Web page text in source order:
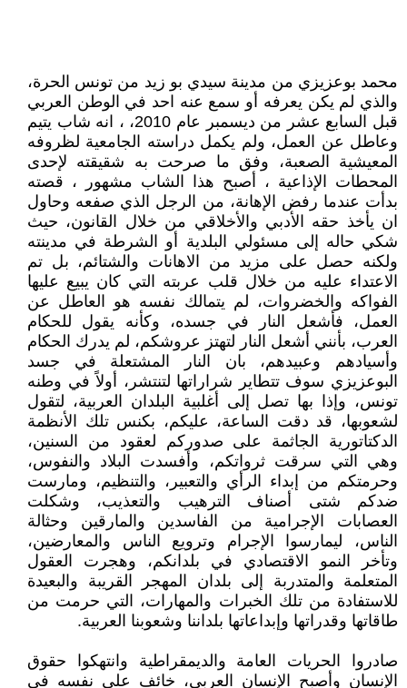
محمد بوعزيزي من مدينة سيدي بو زيد من تونس الحرة،
والذي لم يكن يعرفه أو سمع عنه احد في الوطن العربي
قبل السابع عشر من ديسمبر عام 2010، ، انه شاب يتيم
وعاطل عن العمل، ولم يكمل دراسته الجامعية لظروفه
المعيشية الصعبة، وفق ما صرحت به شقيقته لإحدى
المحطات الإذاعية ، أصبح هذا الشاب مشهور ، قصته
بدأت عندما رفض الإهانة، من الرجل الذي صفعه وحاول
ان يأخذ حقه الأدبي والأخلاقي من خلال القانون، حيث
شكي حاله إلى مسئولي البلدية أو الشرطة في مدينته
ولكنه حصل على مزيد من الاهانات والشتائم، بل تم
الاعتداء عليه من خلال قلب عربته التي كان يبيع عليها
الفواكه والخضروات، لم يتمالك نفسه هو العاطل عن
العمل، فأشعل النار في جسده، وكأنه يقول للحكام
العرب، بأنني أشعل النار لتهتز عروشكم، لم يدرك الحكام
وأسيادهم وعبيدهم، بان النار المشتعلة في جسد
البوعزيزي سوف تتطاير شراراتها لتنتشر، أولاً في وطنه
تونس، وإذا بها تصل إلى أغلبية البلدان العربية، لتقول
لشعوبها، قد دقت الساعة، عليكم، بكنس تلك الأنظمة
الدكتاتورية الجاثمة على صدوركم لعقود من السنين،
وهي التي سرقت ثرواتكم، وأفسدت البلاد والنفوس،
وحرمتكم من إبداء الرأي والتعبير، والتنظيم، ومارست
ضدكم شتى أصناف الترهيب والتعذيب، وشكلت
العصابات الإجرامية من الفاسدين والمارقين وحثالة
الناس، ليمارسوا الإجرام وترويع الناس والمعارضين،
وتأخر النمو الاقتصادي في بلدانكم، وهجرت العقول
المتعلمة والمتدربة إلى بلدان المهجر القريبة والبعيدة
للاستفادة من تلك الخبرات والمهارات، التي حرمت من
طاقاتها وقدراتها وإبداعاتها بلداننا وشعوبنا العربية.
صادروا الحريات العامة والديمقراطية وانتهكوا حقوق
الإنسان وأصبح الإنسان العربي، خائف على نفسه في